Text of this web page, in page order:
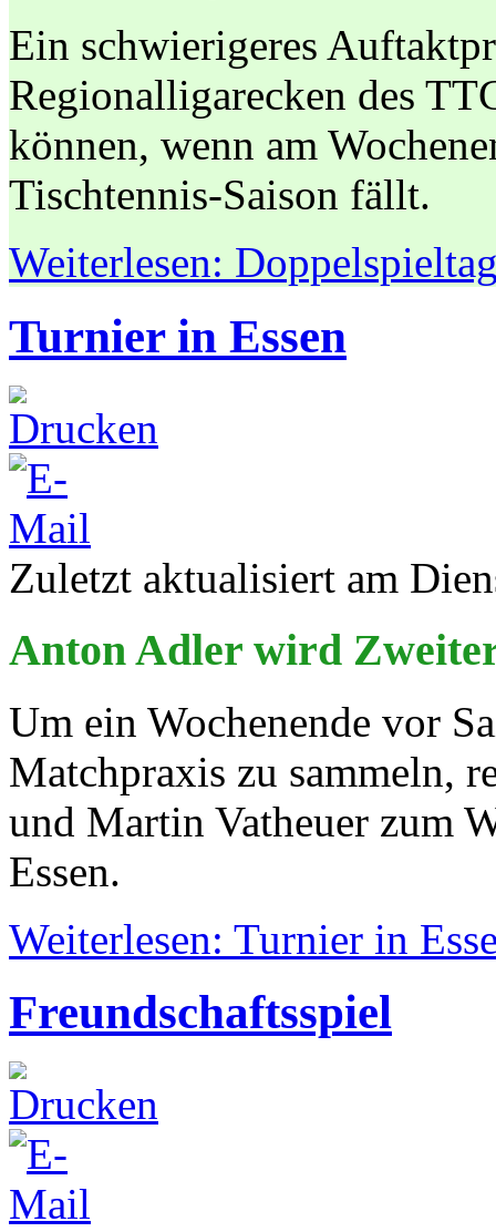
Ein schwierigeres
Regionalligarecken des
können, wenn am
Tischtennis-Saison fällt.
Weiterlesen:
Turnier in Essen
Zuletzt aktualisiert am
Anton Adler wird
Um ein Wochenende vor
Matchpraxis zu sammeln,
und Martin Vatheuer zum
Essen.
Weiterlesen: Turnier in
Freundschaftsspiel